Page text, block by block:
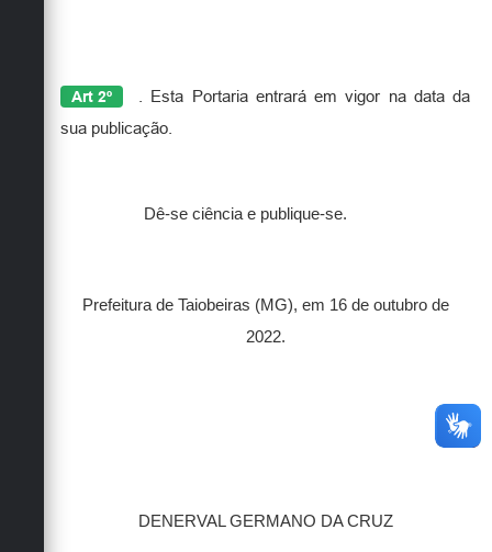
Art 2º
Esta Portaria entrará em vigor na data da
sua publicação.
Dê-se ciência e publique-se.
Prefeitura de Taiobeiras (MG), em 16 de outubro de
2022.
DENERVAL GERMANO DA CRUZ